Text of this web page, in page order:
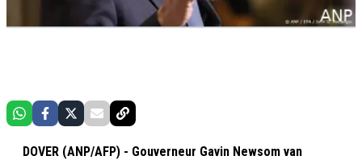
DOVER (ANP/AFP) - Gouverneur Gavin Newsom van